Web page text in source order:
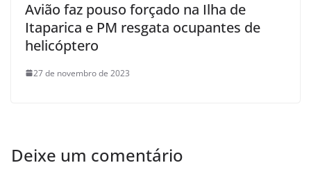
Avião faz pouso forçado na Ilha de
Itaparica e PM resgata ocupantes de
helicóptero
27 de novembro de 2023
Deixe um comentário